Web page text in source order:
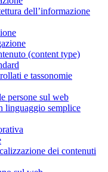
dell’informazione
(content type)
e tassonomie
persone sul web
linguaggio semplice
dei contenuti